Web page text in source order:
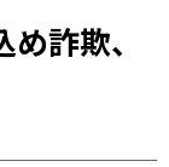
詐欺、